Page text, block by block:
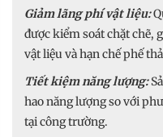
Giảm lãng phí vật liệu:
được kiểm soát chặt chẽ,
vật liệu và hạn chế phế
Tiết kiệm năng lượng:
hao năng lượng so với
tại công trường.